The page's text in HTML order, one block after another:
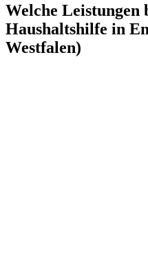
Welche Leistungen
Haushaltshilfe in
Westfalen)